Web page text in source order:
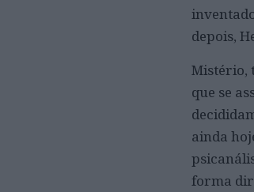
depois,
Mistério,
que se
ainda
forma